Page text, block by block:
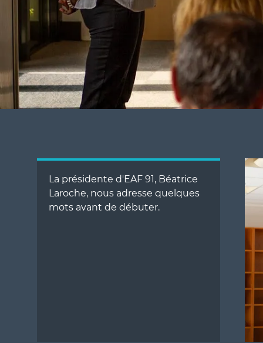
La présidente d'EAF 91, Béatrice
Laroche, nous adresse quelques
mots avant de débuter.